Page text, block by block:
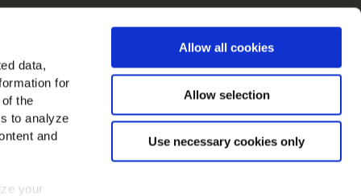
data,
for
the
to analyze
and
your
Allow all cookies
Allow selection
Use necessary cookies only
en Europe
nous sur